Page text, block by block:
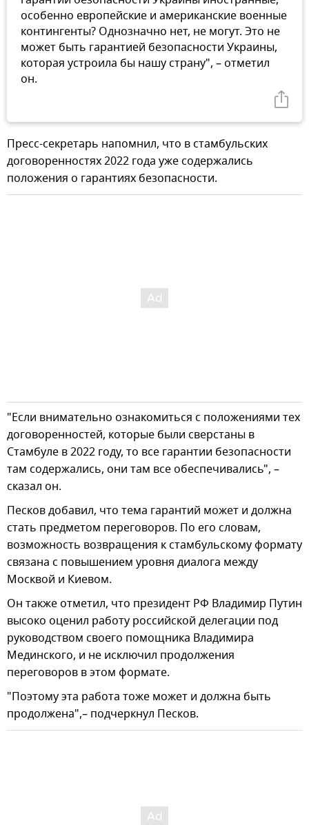
особенно европейские и американские военные
контингенты? Однозначно нет, не могут. Это не
может быть гарантией безопасности Украины,
которая устроила бы нашу страну", – отметил
он.
Пресс-секретарь напомнил, что в стамбульских
договоренностях 2022 года уже содержались
положения о гарантиях безопасности.
"Если внимательно ознакомиться с положениями тех
договоренностей, которые были сверстаны в
Стамбуле в 2022 году, то все гарантии безопасности
там содержались, они там все обеспечивались", –
сказал он.
Песков добавил, что тема гарантий может и должна
стать предметом переговоров. По его словам,
возможность возвращения к стамбульскому формату
связана с повышением уровня диалога между
Москвой и Киевом.
Он также отметил, что президент РФ Владимир Путин
высоко оценил работу российской делегации под
руководством своего помощника Владимира
Мединского, и не исключил продолжения
переговоров в этом формате.
"Поэтому эта работа тоже может и должна быть
продолжена",– подчеркнул Песков.